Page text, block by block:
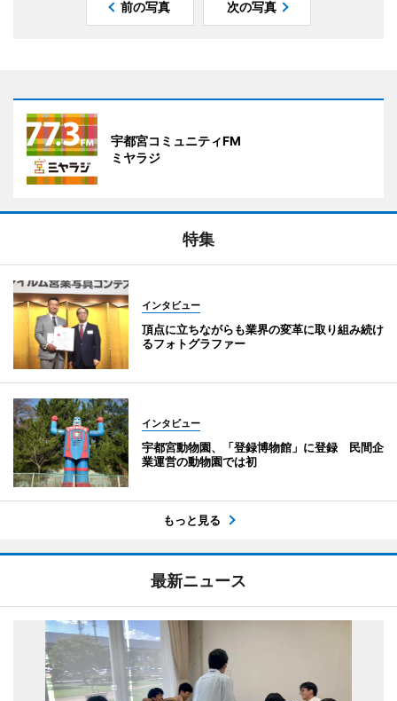
前の写真 次の写真
宇都宮コミュニティFM
ミヤラジ
特集
インタビュー
頂点に立ちながらも業界の変革に取り組み続け
るフォトグラファー
インタビュー
宇都宮動物園、「登録博物館」に登録 民間企
業運営の動物園では初
もっと見る
最新ニュース